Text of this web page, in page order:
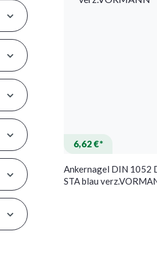
6,62 €*
Ankernagel DIN 1052
STA blau